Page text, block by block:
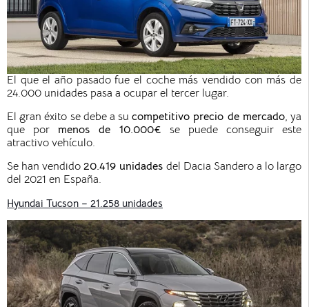
El que el año pasado fue el coche más vendido con más de
24.000 unidades pasa a ocupar el tercer lugar.
El gran éxito se debe a sucompetitivo precio de mercado, ya
que por menos de 10.000€ se puede conseguir este
atractivo vehículo.
Se han vendido20.419 unidades del Dacia Sandero a lo largo
del 2021 en España.
Hyundai Tucson – 21.258 unidades